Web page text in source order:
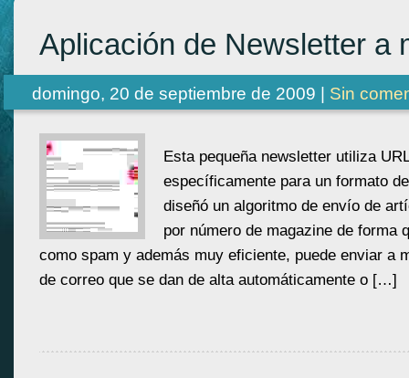
Aplicación de Newsletter a
domingo, 20 de septiembre de 2009 | Sin
Esta pequeña newsletter utiliza
específicamente para un formato
diseñó un algoritmo de envío de
por número de magazine de forma
como spam y además muy eficiente, puede enviar a
de correo que se dan de alta automáticamente o […]